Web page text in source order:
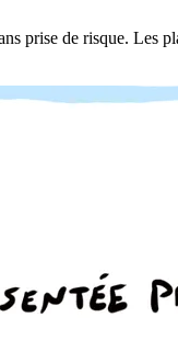
prise de risque. Les